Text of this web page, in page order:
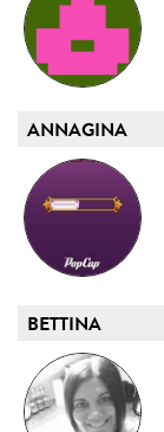
ANNAGINA
BETTINA